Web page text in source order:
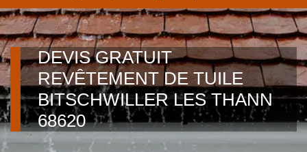
DEVIS GRATUIT
REVÊTEMENT DE TUILE
BITSCHWILLER LES THANN
68620